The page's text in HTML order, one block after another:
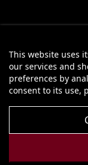
STORE
PRODUCTS
OUR COMPANY
YOUR
This website uses
our services and
preferences by
consent to its use,